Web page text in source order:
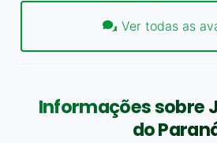
Ver todas as
Informações sobre
do